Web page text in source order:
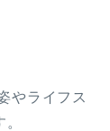
やライフス